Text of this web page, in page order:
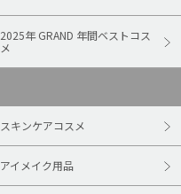
2025年 GRAND 年間ベストコス
メ
スキンケアコスメ
アイメイク用品